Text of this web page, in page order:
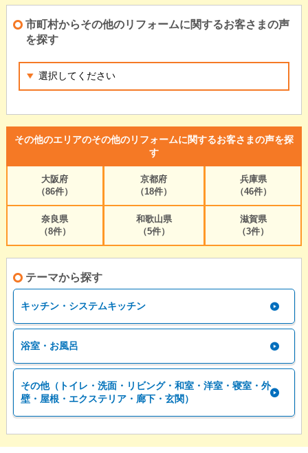
市町村からその他のリフォームに関するお客さまの声
を探す
その他のエリアのその他のリフォームに関するお客さまの声を探
す
大阪府
（86件）
京都府
（18件）
兵庫県
（46件）
奈良県
（8件）
和歌山県
（5件）
滋賀県
（3件）
テーマから探す
キッチン・システムキッチン
浴室・お風呂
その他（トイレ・洗面・リビング・和室・洋室・寝室・外
壁・屋根・エクステリア・廊下・玄関）